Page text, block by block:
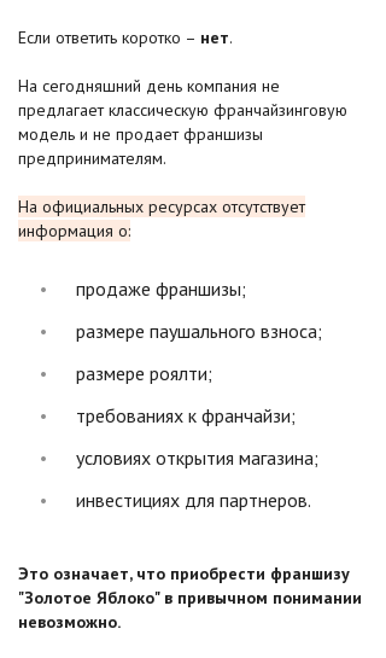
Если ответить коротко – нет.
На сегодняшний день компания не
предлагает классическую франчайзинговую
модель и не продает франшизы
предпринимателям.
На официальных ресурсах отсутствует
информация о:
продаже франшизы;
размере паушального взноса;
размере роялти;
требованиях к франчайзи;
условиях открытия магазина;
инвестициях для партнеров.
Это означает, что приобрести франшизу
"Золотое Яблоко" в привычном понимании
невозможно.